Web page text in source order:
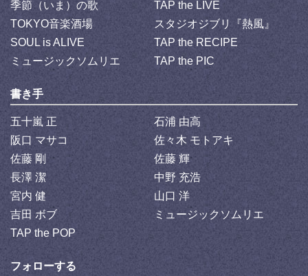
季節（いま）の歌
TAP the LIVE
TOKYO音楽酒場
スタジオジブリ『熱風』
SOUL is ALIVE
TAP the RECIPE
ミュージックソムリエ
TAP the PIC
書き手
五十嵐 正
石浦 由高
阪口 マサコ
佐々木 モトアキ
佐藤 剛
佐藤 輝
長澤 潔
中野 充浩
宮内 健
山口 洋
吉田 ボブ
ミュージックソムリエ
TAP the POP
フォローする